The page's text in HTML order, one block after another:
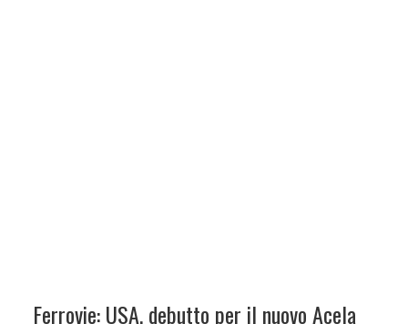
Ferrovie: USA, debutto per il nuovo Acela